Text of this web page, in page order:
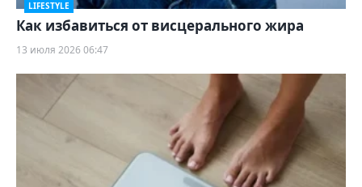
LIFESTYLE
Как избавиться от висцерального жира
13 июля 2026 06:47